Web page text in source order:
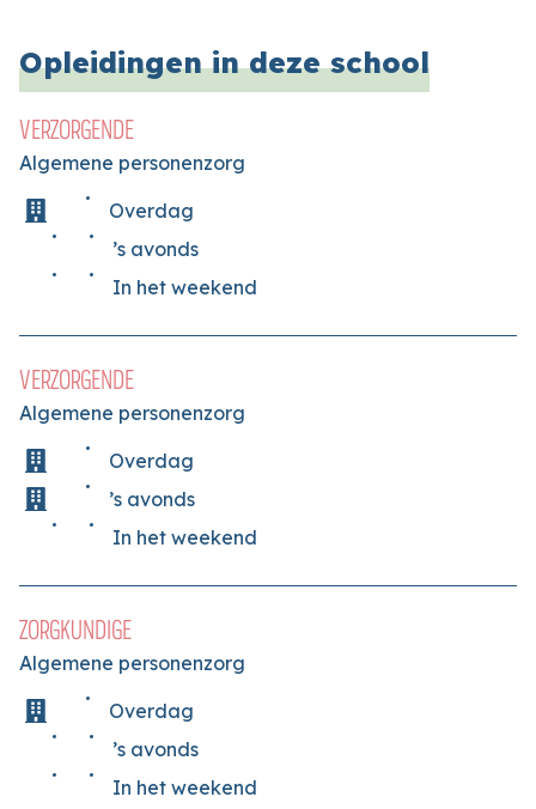
Opleidingen in deze school
VERZORGENDE
Algemene personenzorg
Overdag
’s avonds
In het weekend
VERZORGENDE
Algemene personenzorg
Overdag
’s avonds
In het weekend
ZORGKUNDIGE
Algemene personenzorg
Overdag
’s avonds
In het weekend